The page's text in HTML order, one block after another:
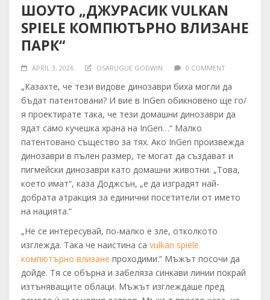
ШОУТО „ДЖУРАСИК VULKAN
SPIELE КОМПЮТЪРНО ВЛИЗАНЕ
ПАРК“
APRIL 3, 2026 OSARUGUE GODWIN 0 COMMENT
„Казахте, че тези видове динозаври биха могли да
бъдат патентовани? И вие в InGen обикновено ще го/
я проектирате така, че тези домашни динозаври да
ядат само кучешка храна на InGen…“ Малко
патентовано същество за тях. Ако InGen произвежда
динозаври в пълен размер, те могат да създават и
пигмейски динозаври като домашни животни. „Това,
което имат“, каза Доджсън, „е да изградят най-
добрата атракция за единични посетители от името
на нацията.“
„Не се интересувай, по-малко е зле, отколкото
изглежда. Така че наистина са vulkan spiele
компютърно влизане проходими.“ Мъжът посочи да
дойде. Тя се обърна и забеляза синкави линии покрай
изтъняващите облаци. Мъжът изглеждаше пред